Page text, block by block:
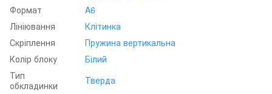
Формат
A6
Лініювання
Клітинка
Скріплення
Пружина вертикальна
Колір блоку
Білий
Тип
обкладинки
Тверда